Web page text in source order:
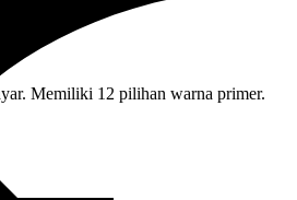
Memiliki 12 pilihan warna primer.